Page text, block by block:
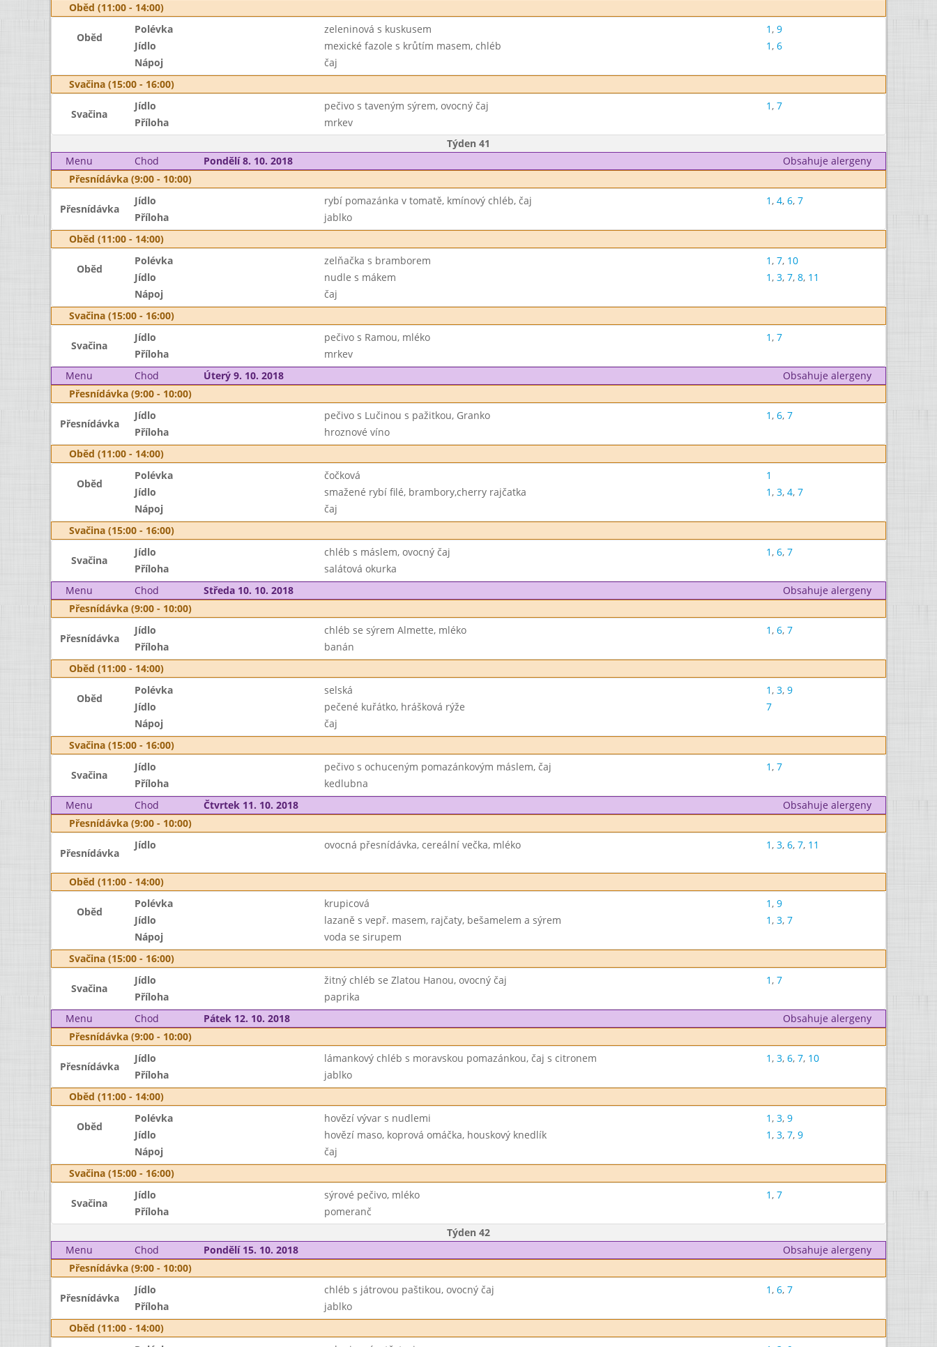
Oběd (11:00 - 14:00)
Oběd
Polévka zeleninová s kuskusem 1, 9
Jídlo
mexické fazole s krůtím masem, chléb 1, 6
Nápoj
čaj
Svačina (15:00 - 16:00)
Svačina
Jídlo pečivo s taveným sýrem, ovocný čaj 1, 7
Příloha
mrkev
Týden 41
Menu
Chod Pondělí 8. 10. 2018
Obsahuje alergeny
Přesnídávka (9:00 - 10:00)
Přesnídávka
Jídlo rybí pomazánka v tomatě, kmínový chléb, čaj 1, 4, 6, 7
Příloha
jablko
Oběd (11:00 - 14:00)
Oběd
Polévka zelňačka s bramborem 1, 7, 10
Jídlo
nudle s mákem 1, 3, 7, 8, 11
Nápoj
čaj
Svačina (15:00 - 16:00)
Svačina
Jídlo pečivo s Ramou, mléko 1, 7
Příloha
mrkev
Menu
Chod Úterý 9. 10. 2018
Obsahuje alergeny
Přesnídávka (9:00 - 10:00)
Přesnídávka
Jídlo pečivo s Lučinou s pažitkou, Granko 1, 6, 7
Příloha
hroznové víno
Oběd (11:00 - 14:00)
Oběd
Polévka čočková
1
Jídlo
smažené rybí filé, brambory,cherry rajčatka 1, 3, 4, 7
Nápoj
čaj
Svačina (15:00 - 16:00)
Svačina
Jídlo chléb s máslem, ovocný čaj 1, 6, 7
Příloha
salátová okurka
Menu
Chod Středa 10. 10. 2018
Obsahuje alergeny
Přesnídávka (9:00 - 10:00)
Přesnídávka
Jídlo chléb se sýrem Almette, mléko 1, 6, 7
Příloha
banán
Oběd (11:00 - 14:00)
Oběd
Polévka selská 1, 3, 9
Jídlo
pečené kuřátko, hrášková rýže
7
Nápoj
čaj
Svačina (15:00 - 16:00)
Svačina
Jídlo pečivo s ochuceným pomazánkovým máslem, čaj 1, 7
Příloha
kedlubna
Menu
Chod Čtvrtek 11. 10. 2018
Obsahuje alergeny
Přesnídávka (9:00 - 10:00)
Přesnídávka
Jídlo ovocná přesnídávka, cereální večka, mléko 1, 3, 6, 7, 11
Oběd (11:00 - 14:00)
Oběd
Polévka krupicová 1, 9
Jídlo
lazaně s vepř. masem, rajčaty, bešamelem a sýrem 1, 3, 7
Nápoj
voda se sirupem
Svačina (15:00 - 16:00)
Svačina
Jídlo žitný chléb se Zlatou Hanou, ovocný čaj 1, 7
Příloha
paprika
Menu
Chod Pátek 12. 10. 2018
Obsahuje alergeny
Přesnídávka (9:00 - 10:00)
Přesnídávka
Jídlo lámankový chléb s moravskou pomazánkou, čaj s citronem 1, 3, 6, 7, 10
Příloha
jablko
Oběd (11:00 - 14:00)
Oběd
Polévka hovězí vývar s nudlemi 1, 3, 9
Jídlo
hovězí maso, koprová omáčka, houskový knedlík 1, 3, 7, 9
Nápoj
čaj
Svačina (15:00 - 16:00)
Svačina
Jídlo sýrové pečivo, mléko 1, 7
Příloha
pomeranč
Týden 42
Menu
Chod Pondělí 15. 10. 2018
Obsahuje alergeny
Přesnídávka (9:00 - 10:00)
Přesnídávka
Jídlo chléb s játrovou paštikou, ovocný čaj 1, 6, 7
Příloha
jablko
Oběd (11:00 - 14:00)